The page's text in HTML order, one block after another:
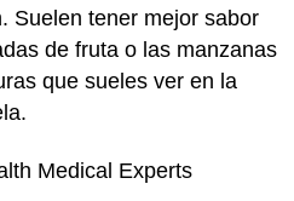
Suelen tener mejor sabor
de fruta o las manzanas
que sueles ver en la
Medical Experts